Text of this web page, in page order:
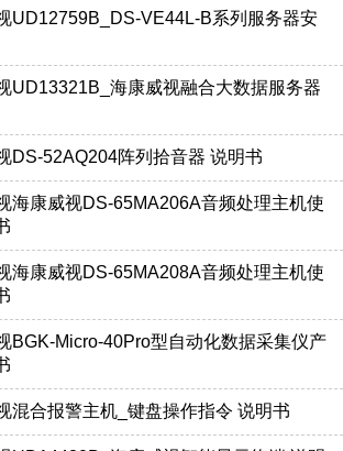
UD12759B_DS-VE44L-B系列服务器安
UD13321B_海康威视融合大数据服务器
DS-52AQ204阵列拾音器 说明书
海康威视DS-65MA206A音频处理主机使
海康威视DS-65MA208A音频处理主机使
BGK-Micro-40Pro型自动化数据采集仪产
混合报警主机_键盘操作指令 说明书